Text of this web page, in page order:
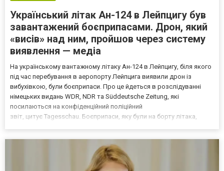
Український літак Ан-124 в Лейпцигу був
завантажений боєприпасами. Дрон, який
«висів» над ним, пройшов через систему
виявлення — медіа
На українському вантажному літаку Ан-124 в Лейпцигу, біля якого
під час перебування в аеропорту Лейпцига виявили дрон із
вибухівкою, були боєприпаси. Про це йдеться в розслідуванні
німецьких видань WDR, NDR та Süddeutsche Zeitung, які
посилаються на конфіденційний поліційний
звіт, цитує Tagesschau. Боєприпаси, яку були на борту літака,